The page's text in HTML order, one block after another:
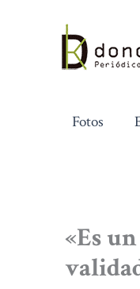
contenido
Fotos
«Es